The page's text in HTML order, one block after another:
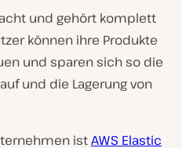
und gehört komplett
können ihre Produkte
und sparen sich so die
und die Lagerung von
istAWS Elastic